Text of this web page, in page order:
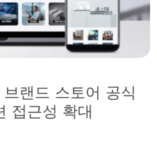
랜드 스토어 공식
접근성 확대